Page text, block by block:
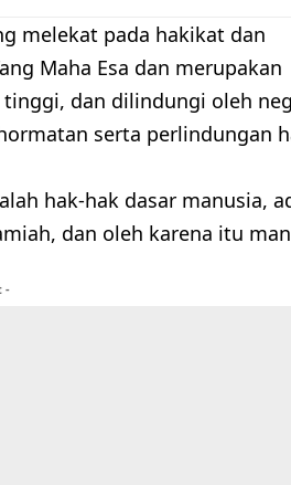
melekat pada hakikat dan
Maha Esa dan merupakan
dan dilindungi oleh
serta perlindungan
hak-hak dasar manusia,
dan oleh karena itu
-